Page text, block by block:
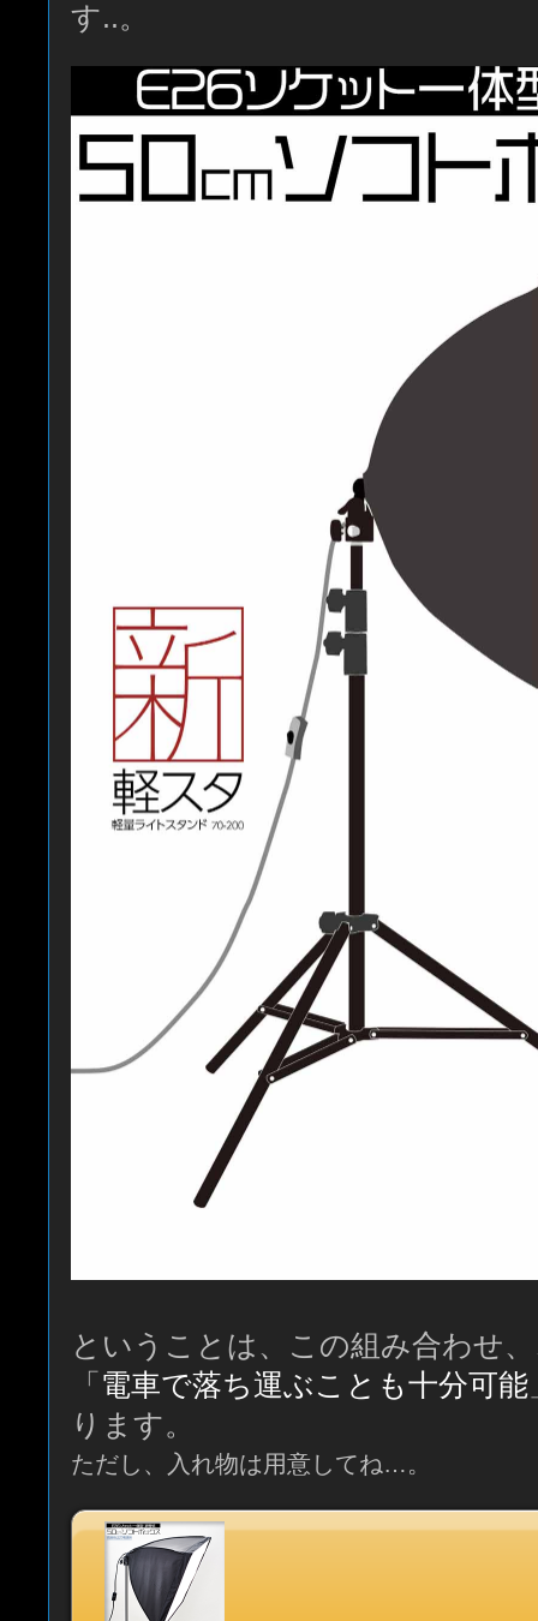
す..。
ということは、この組み合わせ
「 電車で落ち運ぶことも十分可能
ります。
ただし、入れ物は用意してね…。